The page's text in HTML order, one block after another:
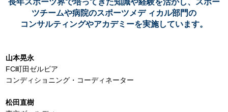
長年スポーツ界で培ってきた知識や経験を活かし、スポー
ツチームや病院のスポーツメデ ィカル部門の
コンサルティングやアカデミーを実施しています。
山本晃永
FC町田ゼルビア
コンディショニング・コーディネーター
松田直樹